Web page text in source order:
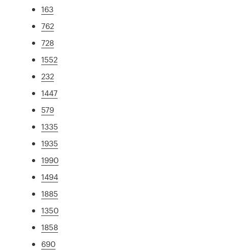
163
762
728
1552
232
1447
579
1335
1935
1990
1494
1885
1350
1858
690